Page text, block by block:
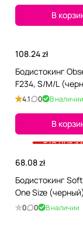
В
108.24 zł
Бодистокинг
F234, S/M/L
4.1 0 В наличии
В
+18
68.08 zł
Бодистокинг
One Size (черный)
0 0 В наличии